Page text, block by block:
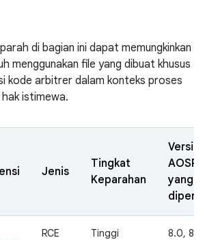
di bagian ini dapat memungkinkan
menggunakan file yang dibuat khusus
kode arbitrer dalam konteks proses
istimewa.
Jenis
Tingkat
Keparahan
Versi
AOSP
yang
RCE Tinggi
8.0, 8.1,